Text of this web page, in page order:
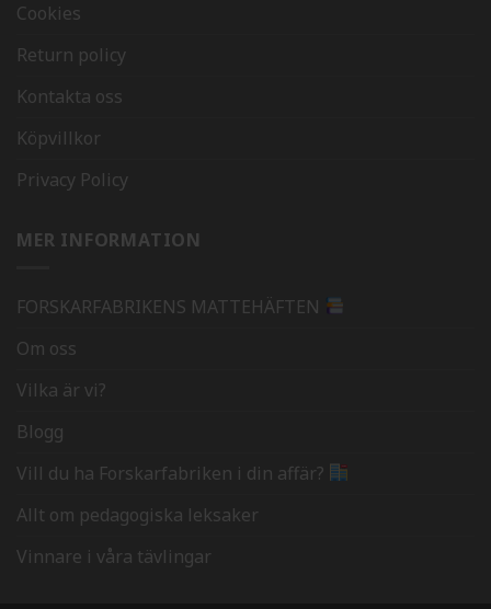
Cookies
Return policy
Kontakta oss
Köpvillkor
Privacy Policy
MER INFORMATION
FORSKARFABRIKENS MATTEHÄFTEN
Om oss
Vilka är vi?
Blogg
Vill du ha Forskarfabriken i din affär?
Allt om pedagogiska leksaker
Vinnare i våra tävlingar